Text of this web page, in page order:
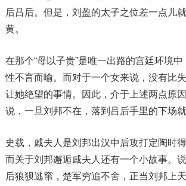
后吕后。但是，刘盈的太子之位差一点儿
黄。
在那个“母以子贵”是唯一出路的宫廷环境
性不言而喻。而对于一个女来说，没有比
让她绝望的事情。因此，介于上述两点原
说，一旦刘邦不在，落到吕后手里的下场就
史载，戚夫人是刘邦出汉中后攻打定陶时
而关于刘邦邂逅戚夫人还有一个小故事。
后狼狈逃窜，楚军穷追不舍，正当刘邦上